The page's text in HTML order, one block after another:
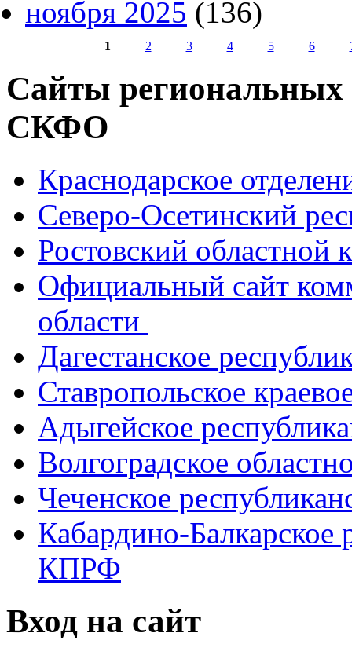
ноября 2025 (136)
1 2 3 4 5 6
Сайты
СКФО
Краснодарское
Северо-Осетинский
Ростовский
Официальный сайт
области
Дагестанское
Ставропольское
Адыгейское
Волгоградское
Чеченское
Кабардино-Балкарское
КПРФ
Вход на сайт